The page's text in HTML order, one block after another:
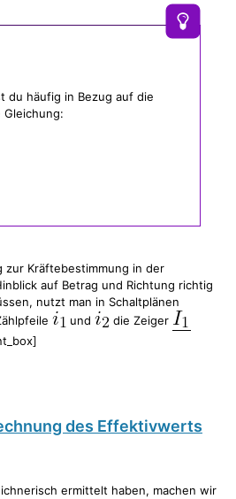
du häufig in Bezug auf die
zur Kräftebestimmung in der
auf Betrag und Richtung richtig
nutzt man in Schaltplänen
und
die Zeiger
des Effektivwerts
ermittelt haben, machen wir